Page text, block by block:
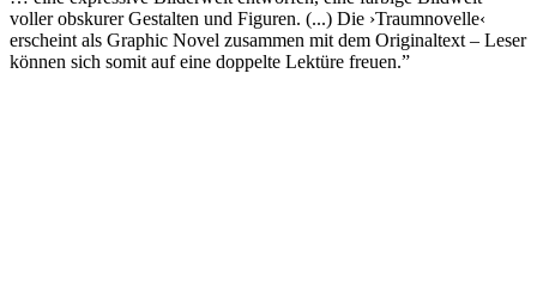
voller obskurer Gestalten und Figuren. (...) Die ›Traumnovelle‹
erscheint als Graphic Novel zusammen mit dem Originaltext – Leser
können sich somit auf eine doppelte Lektüre freuen.”